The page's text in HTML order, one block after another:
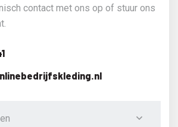
contact met ons op of stuur ons